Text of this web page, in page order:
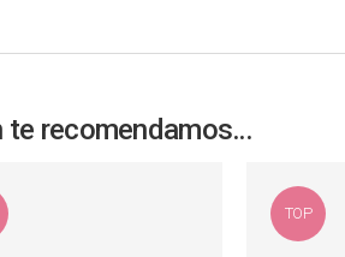
te recomendamos…
TOP